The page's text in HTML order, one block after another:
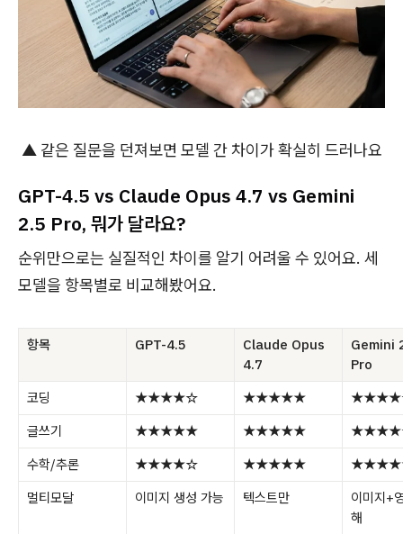
▲ 같은 질문을 던져보면 모델 간 차이가 확실히 드러나요
GPT-4.5 vs Claude Opus 4.7 vs Gemini
2.5 Pro, 뭐가 달라요?
순위만으로는 실질적인 차이를 알기 어려울 수 있어요. 세
모델을 항목별로 비교해봤어요.
항목 GPT-4.5
Claude Opus
4.7
Gemini
Pro
코딩
★★★★☆ ★★★★★
글쓰기
★★★★★ ★★★★★
수학/추론
★★★★☆ ★★★★★
멀티모달
이미지 생성 가능 텍스트만
이미지+
해